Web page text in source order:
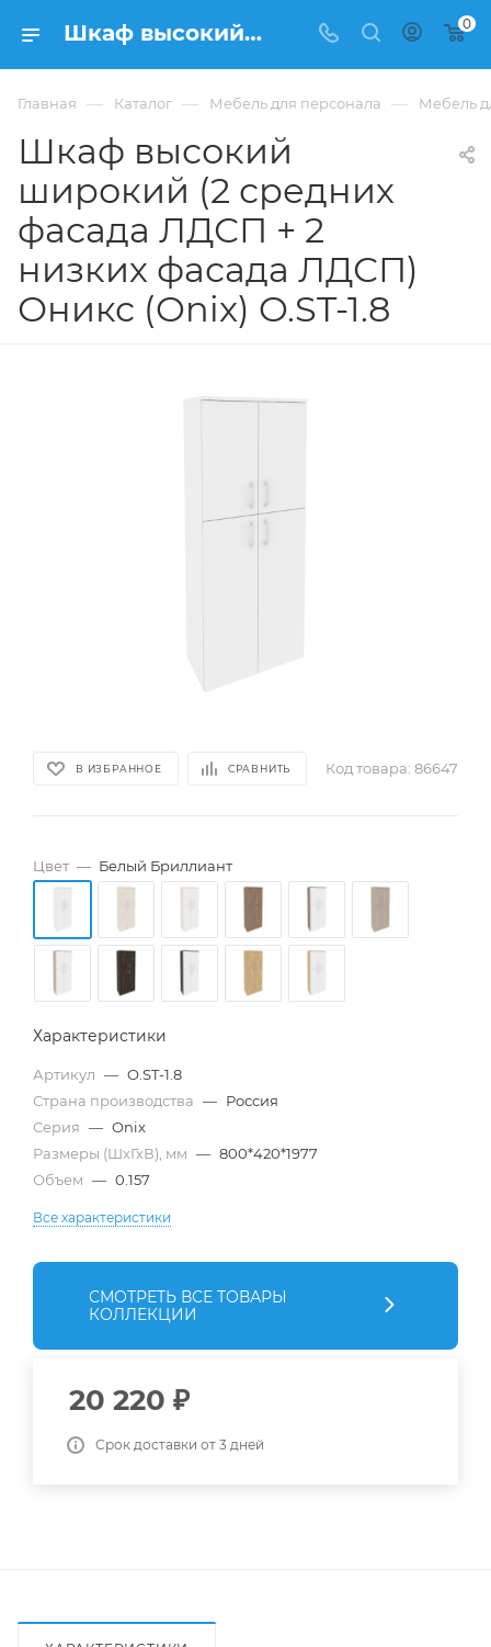
Шкаф высокий широкий (2 средних фасада ЛДСП + 2 низких фасада ЛДСП) Оникс (Onix) O.ST-1.8 из ЛДСП купить в Москве, цена 20 220 ₽ - интернет-магазин ФРАНКОМ 0
Главная — Каталог — Мебель для персонала — Мебель
Шкаф высокий
широкий (2 средних
фасада ЛДСП + 2
низких фасада ЛДСП)
Оникс (Onix) O.ST-1.8
В ИЗБРАННОЕ СРАВНИТЬ Код товара: 86647
Цвет — Белый Бриллиант
Характеристики
Артикул — O.ST-1.8
Страна производства — Россия
Серия — Onix
Размеры (ШхГхВ), мм — 800*420*1977
Объем — 0.157
Все характеристики
СМОТРЕТЬ ВСЕ ТОВАРЫ
КОЛЛЕКЦИИ
20 220 ₽
Срок доставки от 3 дней